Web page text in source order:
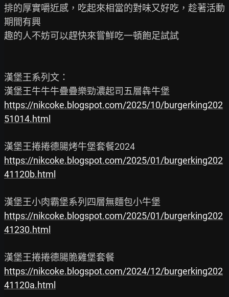
排的厚實嚼近感，吃起來相當的對味又好吃，趁著活動
期間有興
趣的人不妨可以趕快來嘗鮮吃一頓飽足試試
漢堡王系列文：
https://nikcoke.blogspot.com/2025/10/burgerking202
51014.html
https://nikcoke.blogspot.com/2025/01/burgerking202
41120b.html
https://nikcoke.blogspot.com/2025/01/burgerking202
41230.html
https://nikcoke.blogspot.com/2024/12/burgerking202
41120a.html